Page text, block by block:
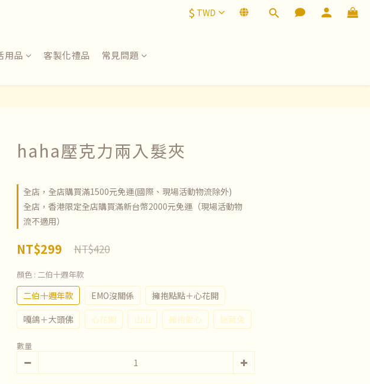
$ TWD
用品 客製化禮品 常見問題
haha壓克力兩入髮夾
全店，全店購買滿1500元免運(國際、現場活動物流除外)
全店，香港限定全店購買滿新台幣2000元免運（現場活動物
流不適用）
NT$299 NT$420
顏色 : 二伯十週年款
二伯十週年款 EMO沒關係
擁抱點點＋心花開
嘎鴿＋大頭佛
心花開 山山 擁抱愛心 迷藏兔
數量